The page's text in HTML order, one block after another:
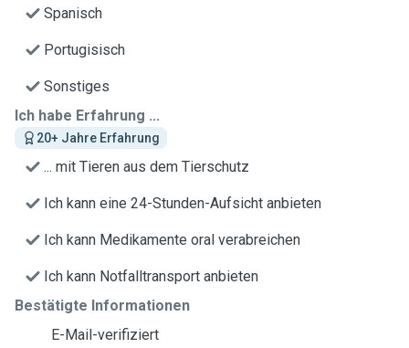
Spanisch
Portugisisch
Sonstiges
Ich habe Erfahrung ...
20+ Jahre Erfahrung
... mit Tieren aus dem Tierschutz
Ich kann eine 24-Stunden-Aufsicht anbieten
Ich kann Medikamente oral verabreichen
Ich kann Notfalltransport anbieten
Bestätigte Informationen
E-Mail-verifiziert